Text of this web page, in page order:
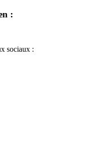
:
sociaux :